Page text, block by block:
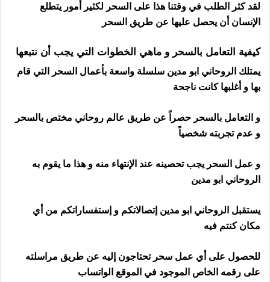
لقد كثر الطلب في وقتنا هذا على السحر لكثير أمور يتطلع
الإنسان أن يحصل عليها عن طريق السحر
كيفية التعامل بالسحر و ماهي الخطوات التي يجب أن نتبعها
يمتلك الروحاني ابو مدين سلسلة واسعة بأعمال السحر التي قام
بها و أغلبها كانت ناجحة
و التعامل بالسحر حصراً عن طريق عالم روحاني مختص بالسحر
و عدم تجربته شخصياً
و عمل السحر يجب تحصينه عند الإنتهاء منه و هذا ما يقوم به
الروحاني ابو مدين
يستقبل الروحاني ابو مدين إتصالاتكم و إستفساراتكم من أي
مكان كنتم فيه
للحصول على أي عمل سحر تحتاجون إليه عن طريق مراسلته
على رقمه الخاص الموجود في الموقع الواتساب